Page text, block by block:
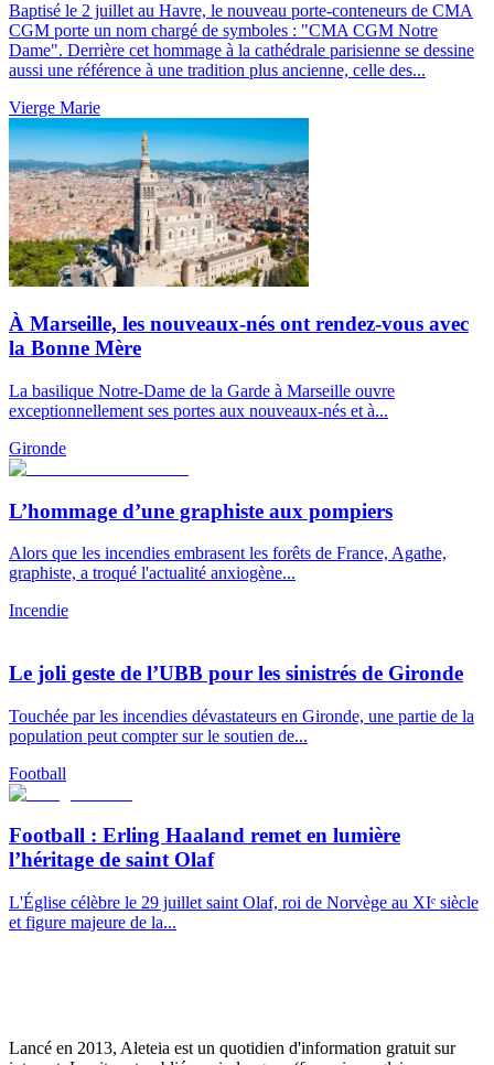
Baptisé le 2 juillet au Havre, le nouveau porte-conteneurs de CMA
CGM porte un nom chargé de symboles : "CMA CGM Notre
Dame". Derrière cet hommage à la cathédrale parisienne se dessine
aussi une référence à une tradition plus ancienne, celle des...
Vierge Marie
À Marseille, les nouveaux-nés ont rendez-vous avec
la Bonne Mère
La basilique Notre-Dame de la Garde à Marseille ouvre
exceptionnellement ses portes aux nouveaux-nés et à...
Gironde
L’hommage d’une graphiste aux pompiers
Alors que les incendies embrasent les forêts de France, Agathe,
graphiste, a troqué l'actualité anxiogène...
Incendie
Le joli geste de l’UBB pour les sinistrés de Gironde
Touchée par les incendies dévastateurs en Gironde, une partie de la
population peut compter sur le soutien de...
Football
Football : Erling Haaland remet en lumière
l’héritage de saint Olaf
L'Église célèbre le 29 juillet saint Olaf, roi de Norvège au XIᵉ siècle
et figure majeure de la...
Lancé en 2013, Aleteia est un quotidien d'information gratuit sur